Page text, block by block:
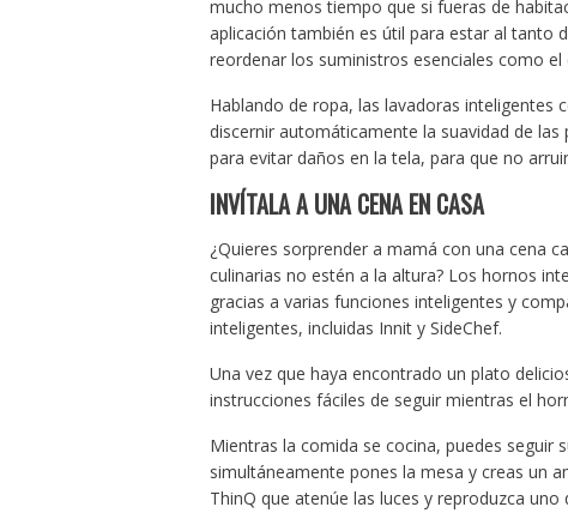
mucho menos tiempo que si fueras de
aplicación también es útil para estar al tanto
reordenar los suministros esenciales como
Hablando de ropa, las lavadoras inteligentes
discernir automáticamente la suavidad de
para evitar daños en la tela, para que no
INVÍTALA A UNA CENA EN CASA
¿Quieres sorprender a mamá con una cena
culinarias no estén a la altura? Los hornos
gracias a varias funciones inteligentes y
inteligentes, incluidas Innit y SideChef.
Una vez que haya encontrado un plato
instrucciones fáciles de seguir mientras el
Mientras la comida se cocina, puedes
simultáneamente pones la mesa y creas un
ThinQ que atenúe las luces y reproduzca